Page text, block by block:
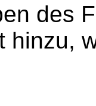
des
hinzu,